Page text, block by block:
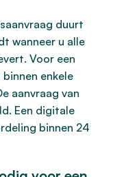
duurt
wanneer u alle
Voor een
enkele
aanvraag van
Een digitale
binnen 24